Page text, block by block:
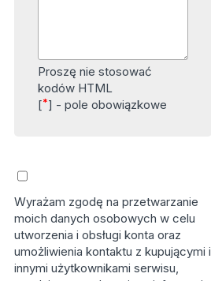
Proszę nie stosować
kodów HTML
[*] - pole obowiązkowe
Wyrażam zgodę na przetwarzanie
moich danych osobowych w celu
utworzenia i obsługi konta oraz
umożliwienia kontaktu z kupującymi i
innymi użytkownikami serwisu,